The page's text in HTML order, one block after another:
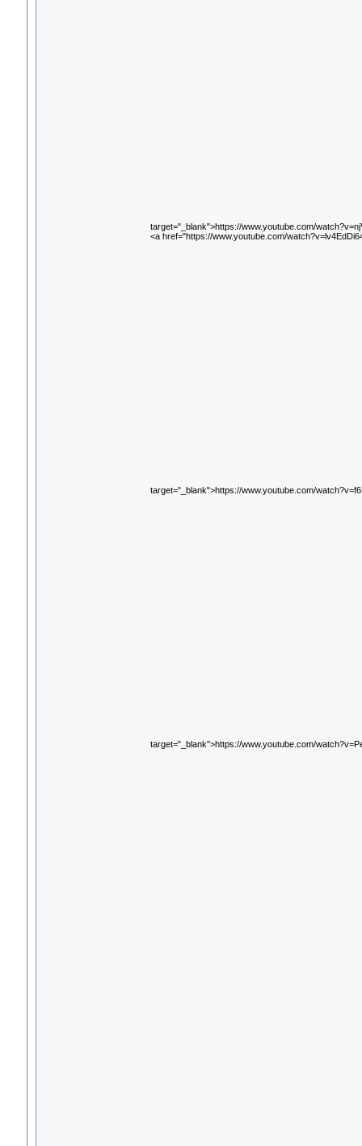
target="_blank">https://www.youtube.com/
<a href="https://www.youtube.com/
target="_blank">https://www.youtube.com/
target="_blank">https://www.youtube.com/